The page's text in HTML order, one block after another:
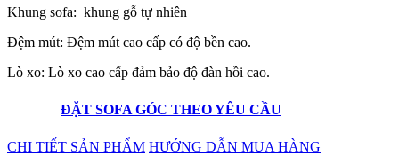
Khung sofa: khung gỗ tự nhiên
Đệm mút: Đệm mút cao cấp có độ bền cao.
Lò xo: Lò xo cao cấp đảm bảo độ đàn hồi cao.
ĐẶT SOFA GÓC THEO YÊU CẦU
CHI TIẾT SẢN PHẨM HƯỚNG DẪN MUA HÀNG